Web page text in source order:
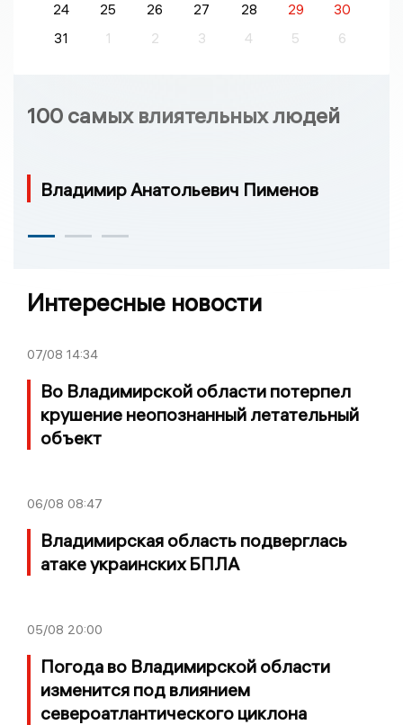
24 25 26 27 28 29
30
31
1 2 3 4 5 6
100 самых влиятельных людей
Владимир Анатольевич Пименов
Интересные новости
07/08 14:34
Во Владимирской области потерпел
крушение неопознанный летательный
объект
06/08 08:47
Владимирская область подверглась
атаке украинских БПЛА
05/08 20:00
Погода во Владимирской области
изменится под влиянием
североатлантического циклона